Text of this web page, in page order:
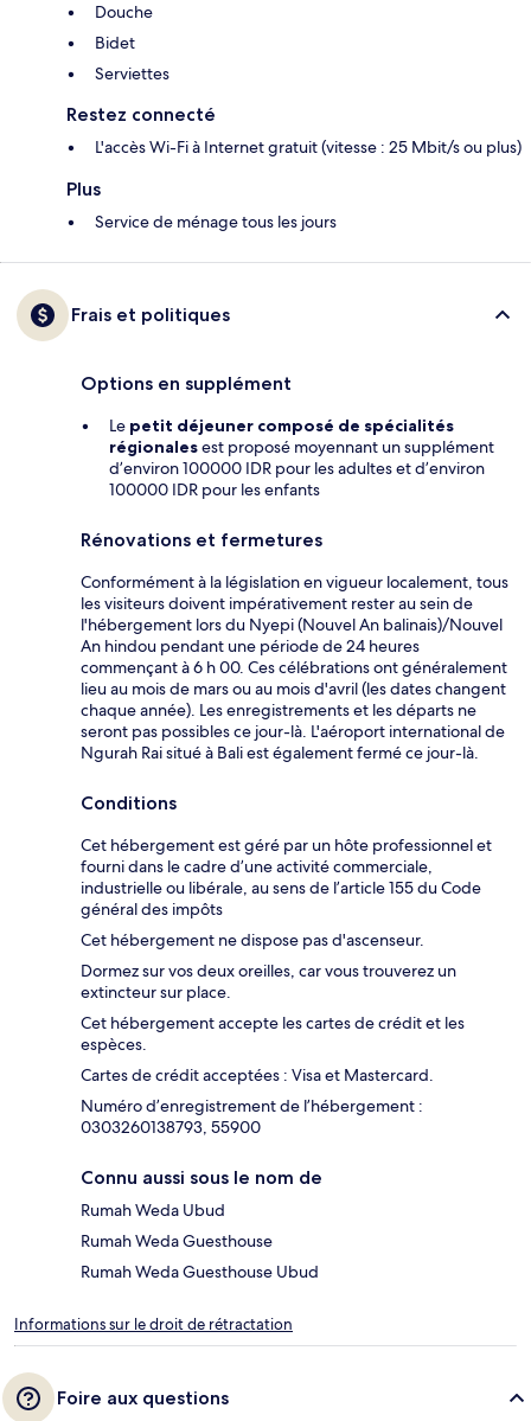
Douche
Bidet
Serviettes
Restez connecté
L'accès Wi-Fi à Internet gratuit (vitesse : 25 Mbit/s ou plus)
Plus
Service de ménage tous les jours
Frais et politiques
Options en supplément
Le petit déjeuner composé de spécialités
régionalesest proposé moyennant un supplément
d’environ 100000 IDR pour les adultes et d’environ
100000 IDR pour les enfants
Rénovations et fermetures
Conformément à la législation en vigueur localement, tous
les visiteurs doivent impérativement rester au sein de
l'hébergement lors du Nyepi (Nouvel An balinais)/Nouvel
An hindou pendant une période de 24 heures
commençant à 6 h 00. Ces célébrations ont généralement
lieu au mois de mars ou au mois d'avril (les dates changent
chaque année). Les enregistrements et les départs ne
seront pas possibles ce jour-là. L'aéroport international de
Ngurah Rai situé à Bali est également fermé ce jour-là.
Conditions
Cet hébergement est géré par un hôte professionnel et
fourni dans le cadre d’une activité commerciale,
industrielle ou libérale, au sens de l’article 155 du Code
général des impôts
Cet hébergement ne dispose pas d'ascenseur.
Dormez sur vos deux oreilles, car vous trouverez un
extincteur sur place.
Cet hébergement accepte les cartes de crédit et les
espèces.
Cartes de crédit acceptées : Visa et Mastercard.
Numéro d’enregistrement de l’hébergement :
0303260138793, 55900
Connu aussi sous le nom de
Rumah Weda Ubud
Rumah Weda Guesthouse
Rumah Weda Guesthouse Ubud
Informations sur le droit de rétractation
Foire aux questions